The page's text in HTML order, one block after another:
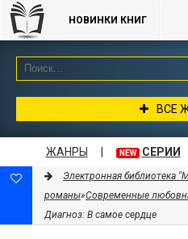
НОВИНКИ КНИГ
ВСЕ
ЖАНРЫ NEW СЕРИИ
Электронная библиотека
романы»Современные
Диагноз: В самое сердце